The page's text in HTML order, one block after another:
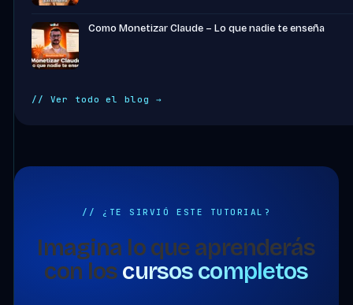
Como Monetizar Claude – Lo que nadie te enseña
// Ver todo el blog →
// ¿TE SIRVIÓ ESTE TUTORIAL?
Imagina lo que aprenderás
con los cursos completos